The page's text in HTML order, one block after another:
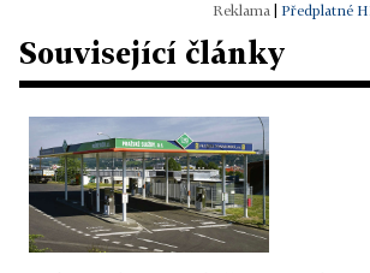
Předplatné
Související články